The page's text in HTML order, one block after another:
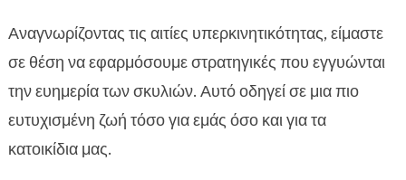
Αναγνωρίζοντας τις αιτίες υπερκινητικότητας, είμαστε
σε θέση να εφαρμόσουμε στρατηγικές που εγγυώνται
την ευημερία των σκυλιών. Αυτό οδηγεί σε μια πιο
ευτυχισμένη ζωή τόσο για εμάς όσο και για τα
κατοικίδια μας.